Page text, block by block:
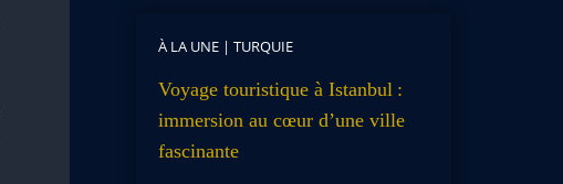
À LA UNE| TURQUIE
Voyage touristique à Istanbul :
immersion au cœur d’une ville
fascinante